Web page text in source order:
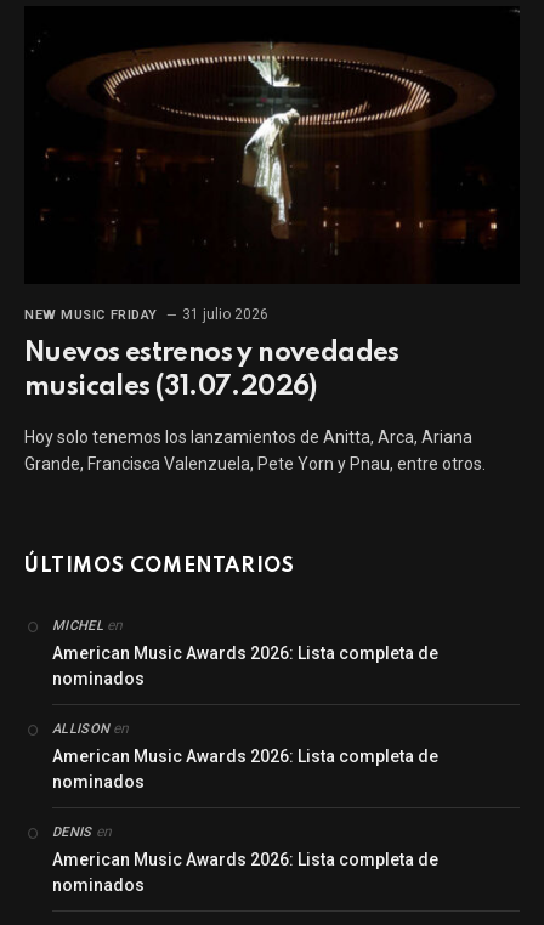
NEW MUSIC FRIDAY 31 julio 2026
Nuevos estrenos y novedades
musicales (31.07.2026)
Hoy solo tenemos los lanzamientos de Anitta, Arca, Ariana
Grande, Francisca Valenzuela, Pete Yorn y Pnau, entre otros.
ÚLTIMOS COMENTARIOS
MICHELen
American Music Awards 2026: Lista completa de
nominados
ALLISONen
American Music Awards 2026: Lista completa de
nominados
DENISen
American Music Awards 2026: Lista completa de
nominados